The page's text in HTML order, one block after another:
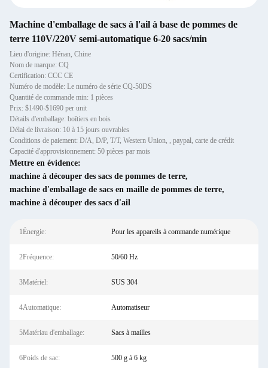
Machine d'emballage de sacs à l'ail à base de pommes de
terre 110V/220V semi-automatique 6-20 sacs/min
Lieu d'origine: Hénan, Chine
Nom de marque: CQ
Certification: CCC CE
Numéro de modèle: Le numéro de série CQ-50DS
Quantité de commande min: 1 pièces
Prix: $1490-$1690 per unit
Détails d'emballage: boîtiers en bois
Délai de livraison: 10 à 15 jours ouvrables
Conditions de paiement: D/A, D/P, T/T, Western Union, , paypal, carte de crédit
Capacité d'approvisionnement: 50 pièces par mois
Mettre en évidence:
machine à découper des sacs de pommes de terre,
machine d'emballage de sacs en maille de pommes de terre,
machine à découper des sacs d'ail
1Énergie: Pour les appareils à commande numérique
2Fréquence: 50/60 Hz
3Matériel: SUS 304
4Automatique: Automatiseur
5Matériau d'emballage: Sacs à mailles
6Poids de sac: 500 g à 6 kg